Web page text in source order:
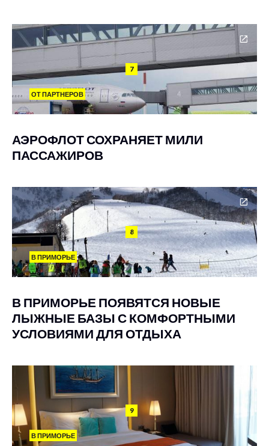
7
ОТ ПАРТНЕРОВ
АЭРОФЛОТ СОХРАНЯЕТ МИЛИ
ПАССАЖИРОВ
8
В ПРИМОРЬЕ
В ПРИМОРЬЕ ПОЯВЯТСЯ НОВЫЕ
ЛЫЖНЫЕ БАЗЫ С КОМФОРТНЫМИ
УСЛОВИЯМИ ДЛЯ ОТДЫХА
9
В ПРИМОРЬЕ